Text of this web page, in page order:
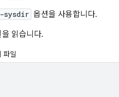
-sysdir 옵션을 사용합니다.
읽습니다.
파일